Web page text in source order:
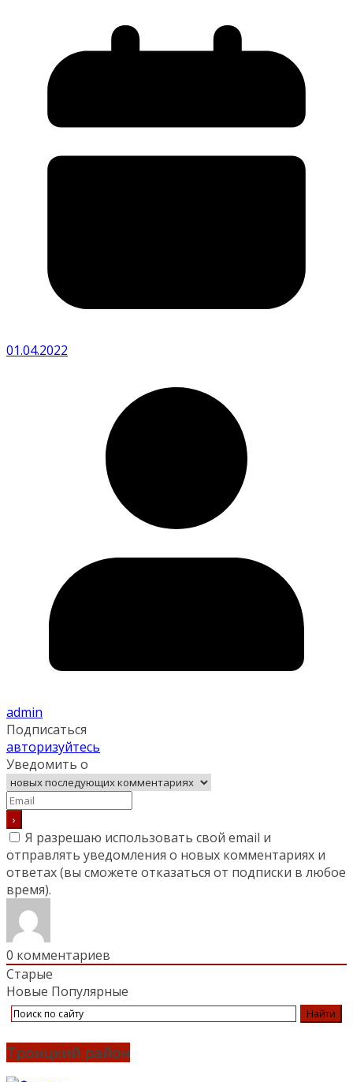
01.04.2022
admin
Подписаться
авторизуйтесь
Уведомить о
Я разрешаю использовать свой email и
отправлять уведомления о новых комментариях и
ответах (вы cможете отказаться от подписки в любое
время).
0 комментариев
Старые
Новые Популярные
Троицкий район